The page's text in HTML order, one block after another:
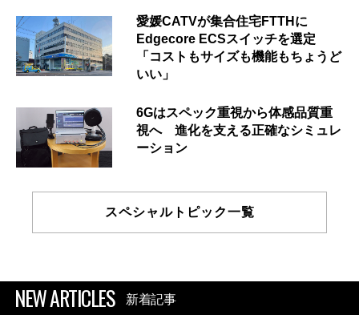
愛媛CATVが集合住宅FTTHに
Edgecore ECSスイッチを選定
「コストもサイズも機能もちょうど
いい」
6Gはスペック重視から体感品質重
視へ 進化を支える正確なシミュレ
ーション
スペシャルトピック一覧
NEW ARTICLES 新着記事